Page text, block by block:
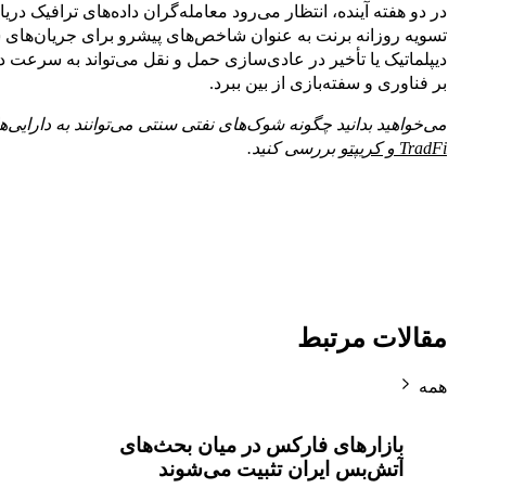
در دو هفته آینده، انتظار می‌رود معامله‌گران داده‌های ترافیک
تسویه روزانه برنت به عنوان شاخص‌های پیشرو برای
دیپلماتیک یا تأخیر در عادی‌سازی حمل و نقل می‌تواند به سرعت
بر فناوری و سفته‌بازی از بین ببرد.
می‌خواهید بدانید چگونه شوک‌های نفتی سنتی می‌توانند به
TradFi و کریپتو
بررسی کنید.
مقالات مرتبط
همه
بازارهای فارکس در میان بحث‌های
آتش‌بس ایران تثبیت می‌شوند